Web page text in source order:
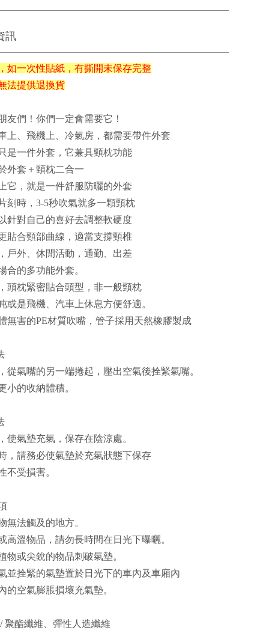
訊
如一次性貼紙，有撕開未保存完整
法提供退換貨
友們！你們一定會需要它！
上、飛機上、冷氣房，都需要帶件外套
是一件外套，它兼具頸枕功能
外套＋頸枕二合一
它，就是一件舒服防曬的外套
刻時，3-5秒吹氣就多一顆頸枕
針對自己的喜好去調整軟硬度
貼合頸部曲線，適當支撐頸椎
戶外、休閒活動，通勤、出差
合的多功能外套。
頭枕緊密貼合頭型，非一般頸枕
或是飛機、汽車上休息方便舒適。
無害的PE材質吹嘴，管子採用天然橡膠製成
從氣嘴的另一端捲起，壓出空氣後拴緊氣嘴。
小的收納體積。
使氣墊充氣，保存在陰涼處。
，請務必使氣墊於充氣狀態下保存
不受損害。
無法觸及的地方。
高溫物品，請勿長時間在日光下曝曬。
物或尖銳的物品刺破氣墊。
並拴緊的氣墊置於日光下的車內及車廂內
的空氣膨脹損壞充氣墊。
聚酯纖維、彈性人造纖維